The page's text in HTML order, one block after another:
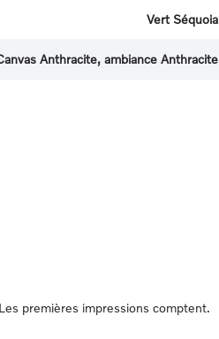
Vert Séquoia
Anthracite, ambiance Anthracite
premières impressions comptent.